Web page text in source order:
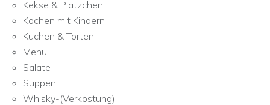
Kekse & Plätzchen
Kochen mit Kindern
Kuchen & Torten
Menu
Salate
Suppen
Whisky-(Verkostung)